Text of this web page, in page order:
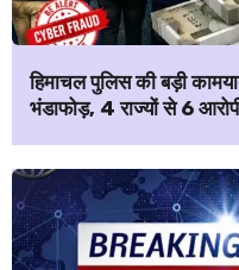
हिमाचल पुलिस की बड़ी
भंडाफोड़, 4 राज्यों से 6